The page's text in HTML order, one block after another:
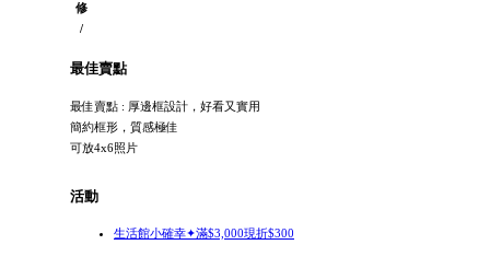
修
/
最佳賣點
最佳賣點 : 厚邊框設計，好看又實用
簡約框形，質感極佳
可放4x6照片
活動
生活館小確幸✦滿$3,000現折$300